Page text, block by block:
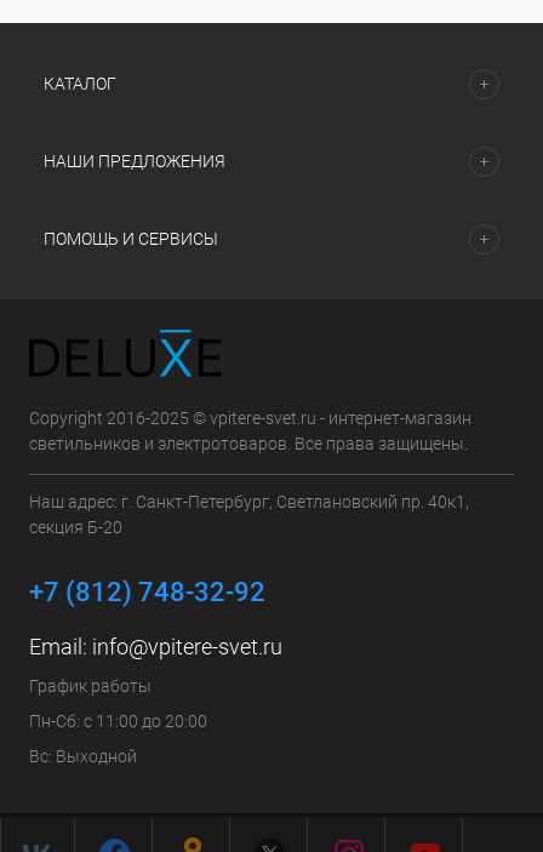
КАТАЛОГ
НАШИ ПРЕДЛОЖЕНИЯ
ПОМОЩЬ И СЕРВИСЫ
Copyright 2016-2025 © vpitere-svet.ru - интернет-магазин
светильников и электротоваров. Все права защищены.
Наш адрес: г. Санкт-Петербург, Светлановский пр. 40к1,
секция Б-20
+7 (812) 748-32-92
Email: info@vpitere-svet.ru
График работы
Пн-Сб: с 11:00 до 20:00
Вс: Выходной